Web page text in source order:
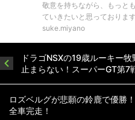
敬意を持ちながら、もっと
ていきたいと思っており
suke.miyano
ドラゴNSXの19歳ルーキー
止まらない！スーパーGT第
ロズベルグが悲願の鈴鹿で優勝
全車完走！